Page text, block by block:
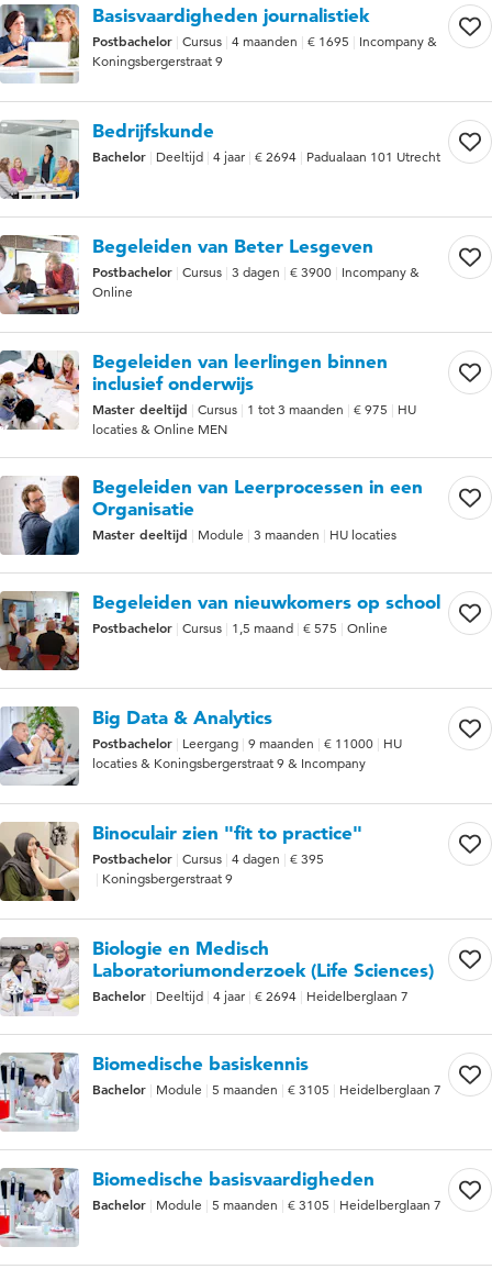
Basisvaardigheden journalistiek
Postbachelor Cursus 4 maanden € 1695
Incompany &
Koningsbergerstraat 9
Bedrijfskunde
Bachelor Deeltijd 4 jaar € 2694 Padualaan 101 Utrecht
Begeleiden van Beter Lesgeven
Postbachelor Cursus 3 dagen € 3900
Incompany &
Online
Begeleiden van leerlingen binnen
inclusief onderwijs
Master deeltijd Cursus 1 tot 3 maanden € 975
HU
locaties & Online MEN
Begeleiden van Leerprocessen in een
Organisatie
Master deeltijd Module 3 maanden HU locaties
Begeleiden van nieuwkomers op school
Postbachelor Cursus 1,5 maand € 575 Online
Big Data & Analytics
Postbachelor Leergang 9 maanden € 11000
HU
locaties & Koningsbergerstraat 9 & Incompany
Binoculair zien "fit to practice"
Postbachelor Cursus 4 dagen
€ 395
Koningsbergerstraat 9
Biologie en Medisch
Laboratoriumonderzoek (Life Sciences)
Bachelor Deeltijd 4 jaar € 2694 Heidelberglaan 7
Biomedische basiskennis
Bachelor Module 5 maanden € 3105 Heidelberglaan 7
Biomedische basisvaardigheden
Bachelor Module 5 maanden € 3105 Heidelberglaan 7